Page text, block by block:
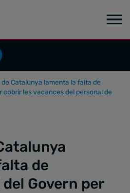
de Catalunya lamenta la falta de
cobrir les vacances del personal de
de
Govern per